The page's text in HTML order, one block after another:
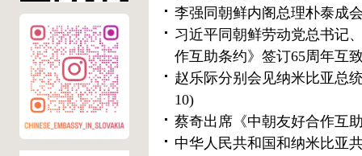
李强同朝鲜内阁总理朴泰成
习近平同朝鲜劳动党总书记
作互助条约》签订65周年互
赵乐际分别会见纳米比亚总
10)
蔡奇出席《中朝友好合作互
中华人民共和国和纳米比亚